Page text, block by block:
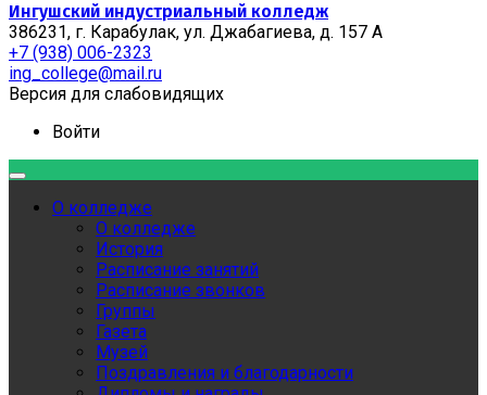
Ингушский индустриальный колледж
386231, г. Карабулак, ул. Джабагиева, д. 157 А
+7 (938) 006-2323
ing_college@mail.ru
Версия для слабовидящих
Войти
О колледже
О колледже
История
Расписание занятий
Расписание звонков
Группы
Газета
Музей
Поздравления и благодарности